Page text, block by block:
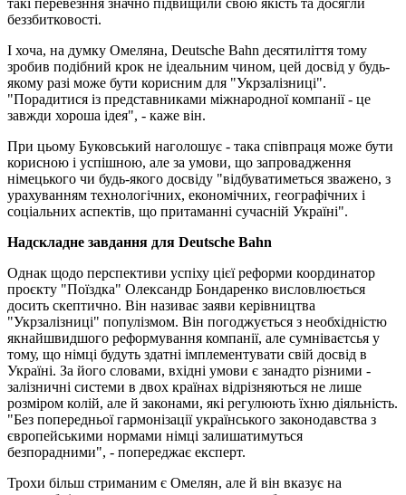
беззбитковості.
І хоча, на думку Омеляна, Deutsche Bahn десятиліття тому
зробив подібний крок не ідеальним чином, цей досвід у будь-
якому разі може бути корисним для "Укрзалізниці".
"Порадитися із представниками міжнародної компанії - це
завжди хороша ідея", - каже він.
При цьому Буковський наголошує - така співпраця може бути
корисною і успішною, але за умови, що запровадження
німецького чи будь-якого досвіду "відбуватиметься зважено, з
урахуванням технологічних, економічних, географічних і
соціальних аспектів, що притаманні сучасній Україні".
Надскладне завдання для Deutsche Bahn
Однак щодо перспективи успіху цієї реформи координатор
проєкту "Поїздка" Олександр Бондаренко висловлюється
досить скептично. Він називає заяви керівництва
"Укрзалізниці" популізмом. Він погоджується з необхідністю
якнайшвидшого реформування компанії, але сумніваєтсья у
тому, що німці будуть здатні імплементувати свій досвід в
Україні. За його словами, вхідні умови є занадто різними -
залізничні системи в двох країнах відрізняються не лише
розміром колій, але й законами, які регулюють їхню діяльність.
"Без попередньої гармонізації українського законодавства з
європейськими нормами німці залишатимуться
безпорадними", - попереджає експерт.
Трохи більш стриманим є Омелян, але й він вказує на